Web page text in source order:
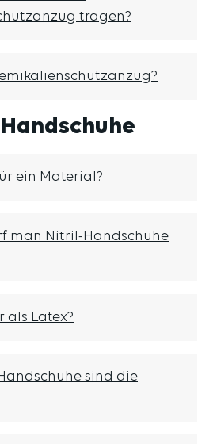
tragen?
ein Material?
man Nitril-Handschuhe
als Latex?
sind die